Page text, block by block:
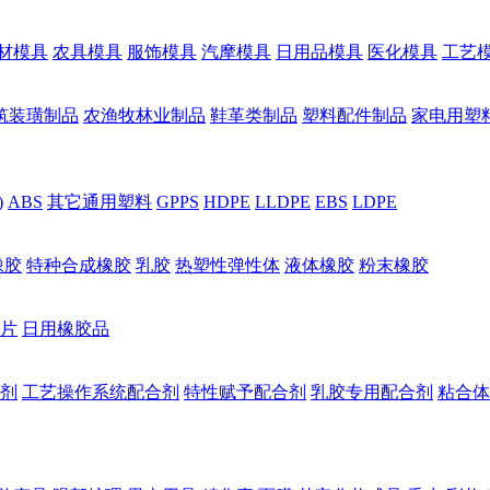
模具 农具模具 服饰模具 汽摩模具 日用品模具 医化模具 工艺
装璜制品 农渔牧林业制品 鞋革类制品 塑料配件制品 家电用塑
ABS 其它通用塑料 GPPS HDPE LLDPE EBS LDPE
胶 特种合成橡胶 乳胶 热塑性弹性体 液体橡胶 粉末橡胶
日用橡胶品
工艺操作系统配合剂 特性赋予配合剂 乳胶专用配合剂 粘合